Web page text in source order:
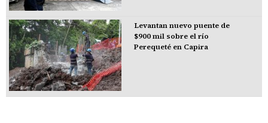
Levantan nuevo puente de
$900 mil sobre el río
Perequeté en Capira